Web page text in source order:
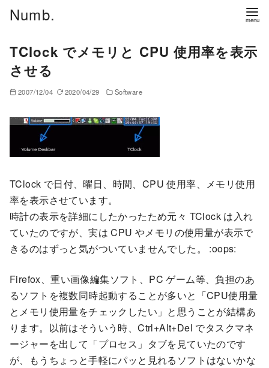
Numb.
TClock でメモリと CPU 使用率を表示
させる
2007/12/04 2020/04/29 Software
TClock で日付、曜日、時間、CPU 使用率、メモリ使用
率を表示させています。
時計の表示を詳細にしたかったため元々 TClock は入れ
ていたのですが、実は CPU やメモリの使用量が表示で
きるのはずっと気がついていませんでした。 :oops:
Firefox、重い画像編集ソフト、PC ゲーム等、負担のあ
るソフトを複数同時起動することが多いと「CPU使用量
とメモリ使用量をチェックしたい」と思うことが結構あ
ります。以前はそういう時、Ctrl+Alt+Del でタスクマネ
ージャーを出して「プロセス」タブを見ていたのです
が、もうちょっと手軽にパッと見れるソフトはないかな